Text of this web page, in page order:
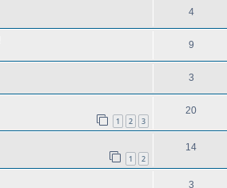
4
9
3
1 2 3
20
1 2
14
3